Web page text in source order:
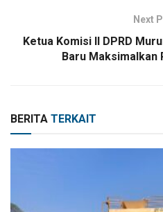
Next
Ketua Komisi II DPRD
Baru Maksimalkan
BERITA TERKAIT